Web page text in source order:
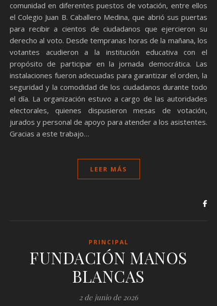
comunidad en diferentes puestos de votación, entre ellos
el Colegio Juan B. Caballero Medina, que abrió sus puertas
para recibir a cientos de ciudadanos que ejercieron su
derecho al voto. Desde tempranas horas de la mañana, los
votantes acudieron a la institución educativa con el
propósito de participar en la jornada democrática. Las
instalaciones fueron adecuadas para garantizar el orden, la
seguridad y la comodidad de los ciudadanos durante todo
el día. La organización estuvo a cargo de las autoridades
electorales, quienes dispusieron mesas de votación,
jurados y personal de apoyo para atender a los asistentes.
Gracias a este trabajo…
LEER MÁS
PRINCIPAL
FUNDACIÓN MANOS
BLANCAS
2 de junio de 2026